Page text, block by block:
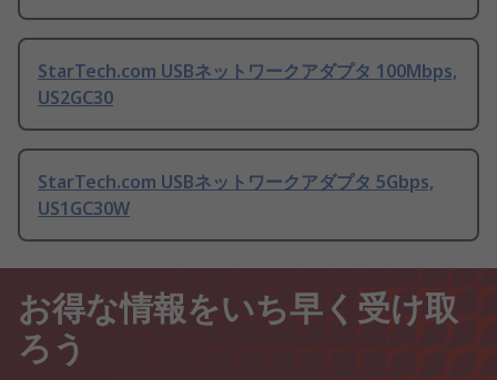
StarTech.com USBネットワークアダプタ 100Mbps,
US2GC30
StarTech.com USBネットワークアダプタ 5Gbps,
US1GC30W
お得な情報をいち早く受け取
ろう